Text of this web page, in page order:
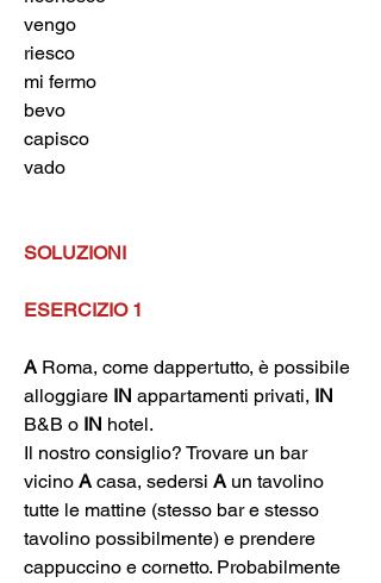
vado
SOLUZIONI
ESERCIZIO 1
A Roma, come dappertutto, è possibile
alloggiare IN appartamenti privati, IN
B&B o IN hotel.
Il nostro consiglio? Trovare un bar
vicino A casa, sedersi A un tavolino
tutte le mattine (stesso bar e stesso
tavolino possibilmente) e prendere
cappuccino e cornetto. Probabilmente